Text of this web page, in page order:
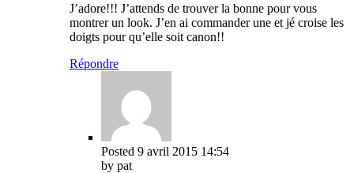
J’adore!!! J’attends de trouver la bonne pour vous
montrer un look. J’en ai commander une et jé croise les
doigts pour qu’elle soit canon!!
Répondre
Posted 9 avril 2015 14:54
by pat